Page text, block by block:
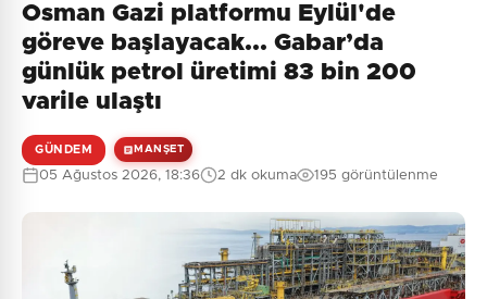
Osman Gazi platformu Eylül'de
göreve başlayacak... Gabar’da
günlük petrol üretimi 83 bin 200
varile ulaştı
GÜNDEM MANŞET
05 Ağustos 2026, 18:36 2 dk okuma 195 görüntülenme